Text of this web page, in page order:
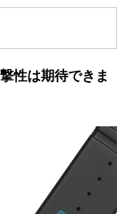
性は期待できま